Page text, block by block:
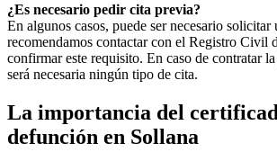
¿Es necesario pedir cita previa?
En algunos casos, puede ser necesario
recomendamos contactar con el Registro Civil
confirmar este requisito. En caso de contratar
será necesaria ningún tipo de cita.
La importancia del
defunción en Sollana